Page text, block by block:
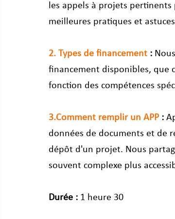
les appels à projets
meilleures pratiques et
2. Types de financement :
financement disponibles, que
fonction des compétences
3.Comment remplir un APP :
données de documents et de
dépôt d'un projet. Nous
souvent complexe plus
Durée : 1 heure 30